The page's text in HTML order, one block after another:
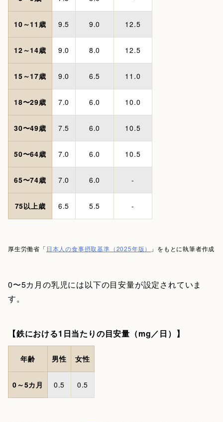
10～11歳 9.5 9.0 12.5
12～14歳 9.0 8.0 12.5
15～17歳 9.0 6.5 11.0
18〜29歳 7.0 6.0 10.0
30〜49歳 7.5 6.0 10.5
50〜64歳 7.0 6.0 10.5
65〜74歳 7.0 6.0 -
75以上歳 6.5 5.5 -
厚生労働省「 日本人の食事摂取基準（2025年版） 」をもとに執筆者作成
0〜5カ月の乳児には以下の目安量が設定されていま
す。
【鉄における1日当たりの目安量（mg／日）】
年齢 男性 女性
0～5カ月 0.5 0.5